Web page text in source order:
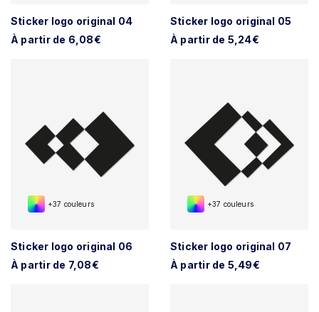
Sticker logo original 04
À partir de 6,08€
Sticker logo original 05
À partir de 5,24€
+37 couleurs
Sticker logo original 06
À partir de 7,08€
+37 couleurs
Sticker logo original 07
À partir de 5,49€